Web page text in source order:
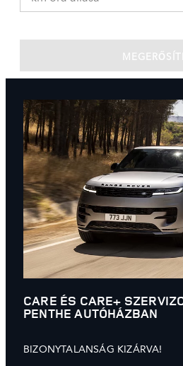
CARE ÉS CARE+
PENTHE AUTÓHÁZBAN
BIZONYTALANSÁG KIZÁRVA!